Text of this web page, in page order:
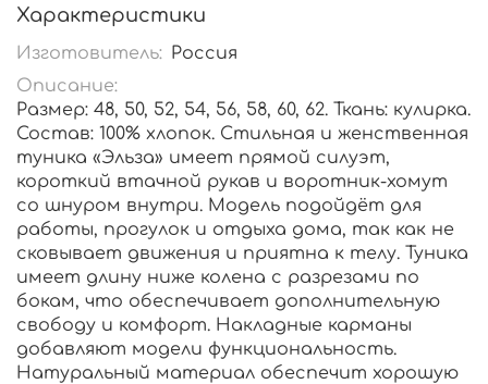
Характеристики
Изготовитель:
Россия
Описание:
Размер: 48, 50, 52, 54, 56, 58, 60, 62. Ткань: кулирка.
Состав: 100% хлопок. Стильная и женственная
туника «Эльза» имеет прямой силуэт,
короткий втачной рукав и воротник-хомут
со шнуром внутри. Модель подойдёт для
работы, прогулок и отдыха дома, так как не
сковывает движения и приятна к телу. Туника
имеет длину ниже колена с разрезами по
бокам, что обеспечивает дополнительную
свободу и комфорт. Накладные карманы
добавляют модели функциональность.
Натуральный материал обеспечит хорошую